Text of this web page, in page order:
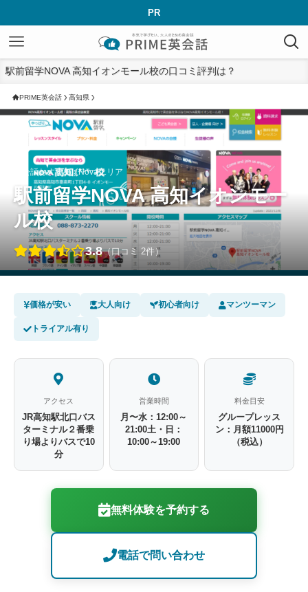
PR
駅前留学NOVA 高知イオンモール校の口コミ評判は？
PRIME英会話 高知県
英会話おすすめ › Novaエリア
駅前留学NOVA 高知イオンモー
ル校
3.8（口コミ 2件）
価格が安い 大人向け 初心者向け マンツーマン
トライアル有り
アクセス
JR高知駅北口バス
ターミナル２番乗
り場よりバスで10
分
営業時間
月〜水：12:00～
21:00土・日：
10:00～19:00
料金目安
グループレッス
ン：月額11000円
（税込）
無料体験を予約する
電話で問い合わせ